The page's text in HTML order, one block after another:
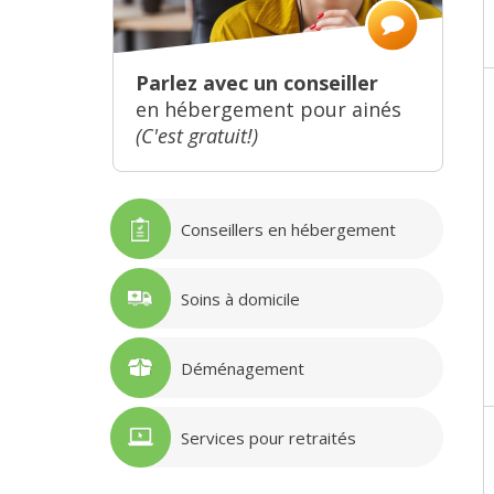
Parlez avec un conseiller
en hébergement pour ainés
(C'est gratuit!)
Conseillers en hébergement
Soins à domicile
Déménagement
Services pour retraités